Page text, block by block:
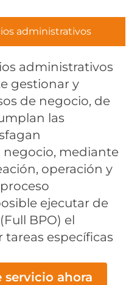
administrativos
administrativos
gestionar y
de negocio, de
las
negocio, mediante
operación y
ejecutar de
BPO) el
tareas específicas
servicio ahora